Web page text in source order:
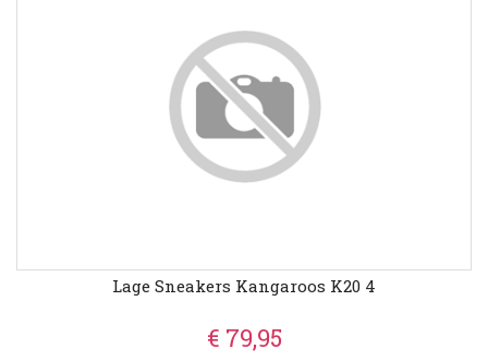
Lage Sneakers Kangaroos K20 4
€ 79,95